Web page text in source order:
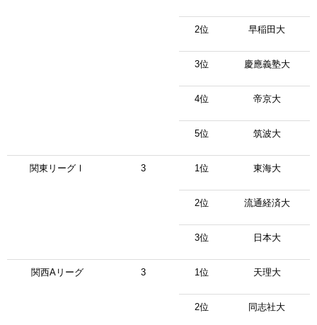
2位 早稲田大
3位 慶應義塾大
4位 帝京大
5位 筑波大
関東リーグⅠ 3 1位 東海大
2位 流通経済大
3位 日本大
関西Aリーグ 3 1位 天理大
2位 同志社大